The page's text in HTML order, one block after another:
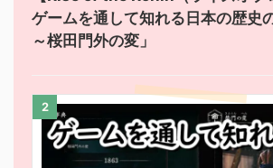
ゲームを通して知れる日本の歴史
～桜田門外の変」
2